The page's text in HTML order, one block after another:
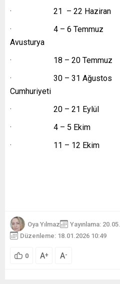
· 21 – 22 Haziran :
· 4 – 6 Temmuz :
Avusturya
· 18 – 20 Temmuz :
· 30 – 31 Ağustos :
Cumhuriyeti
· 20 – 21 Eylül :
· 4 – 5 Ekim :
· 11 – 12 Ekim : Le
Oya Yılmaz
Yayınlama:
Düzenleme: 18.01.2026 10:49
0 A+ A-